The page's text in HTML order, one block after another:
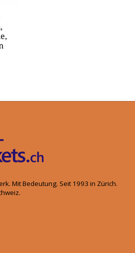
Mit Bedeutung. Seit 1993 in Zürich.